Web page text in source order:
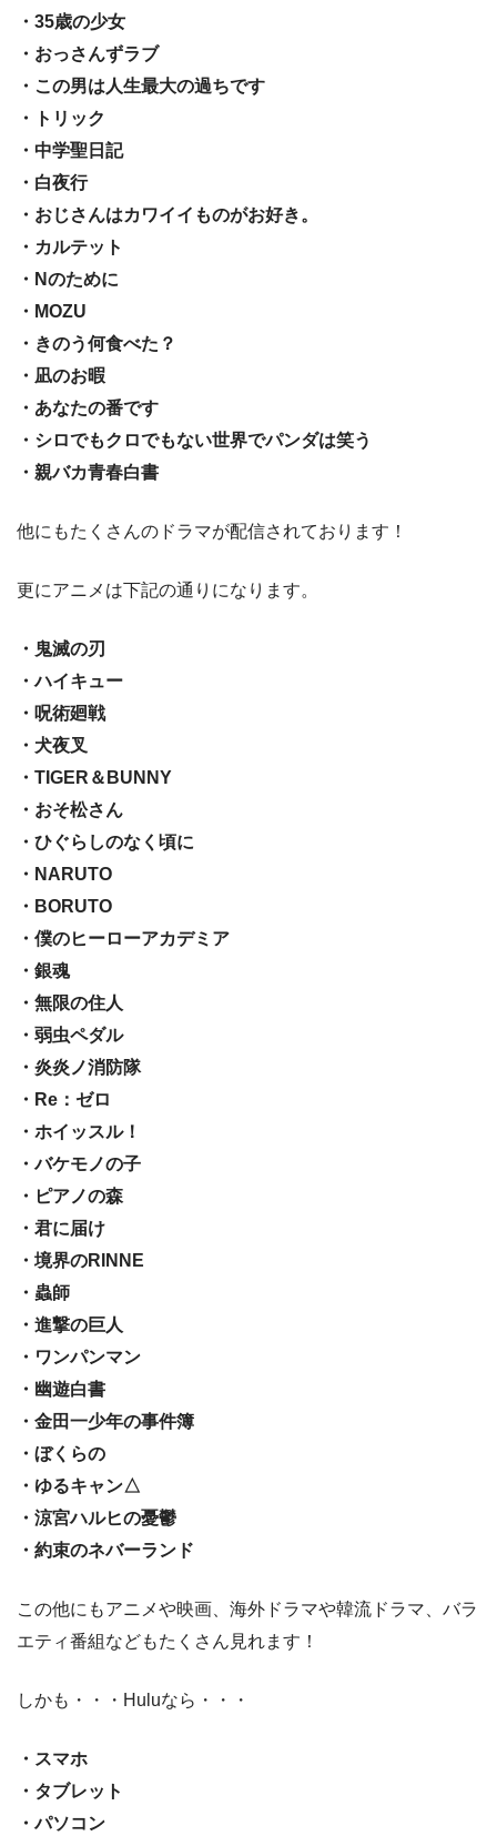
・35歳の少女
・おっさんずラブ
・この男は人生最大の過ちです
・トリック
・中学聖日記
・白夜行
・おじさんはカワイイものがお好き。
・カルテット
・Nのために
・MOZU
・きのう何食べた？
・凪のお暇
・あなたの番です
・シロでもクロでもない世界でパンダは笑う
・親バカ青春白書
他にもたくさんのドラマが配信されております！
更にアニメは下記の通りになります。
・鬼滅の刃
・ハイキュー
・呪術廻戦
・犬夜叉
・TIGER＆BUNNY
・おそ松さん
・ひぐらしのなく頃に
・NARUTO
・BORUTO
・僕のヒーローアカデミア
・銀魂
・無限の住人
・弱虫ペダル
・炎炎ノ消防隊
・Re：ゼロ
・ホイッスル！
・バケモノの子
・ピアノの森
・君に届け
・境界のRINNE
・蟲師
・進撃の巨人
・ワンパンマン
・幽遊白書
・金田一少年の事件簿
・ぼくらの
・ゆるキャン△
・涼宮ハルヒの憂鬱
・約束のネバーランド
この他にもアニメや映画、海外ドラマや韓流ドラマ、バラ
エティ番組などもたくさん見れます！
しかも・・・Huluなら・・・
・スマホ
・タブレット
・パソコン